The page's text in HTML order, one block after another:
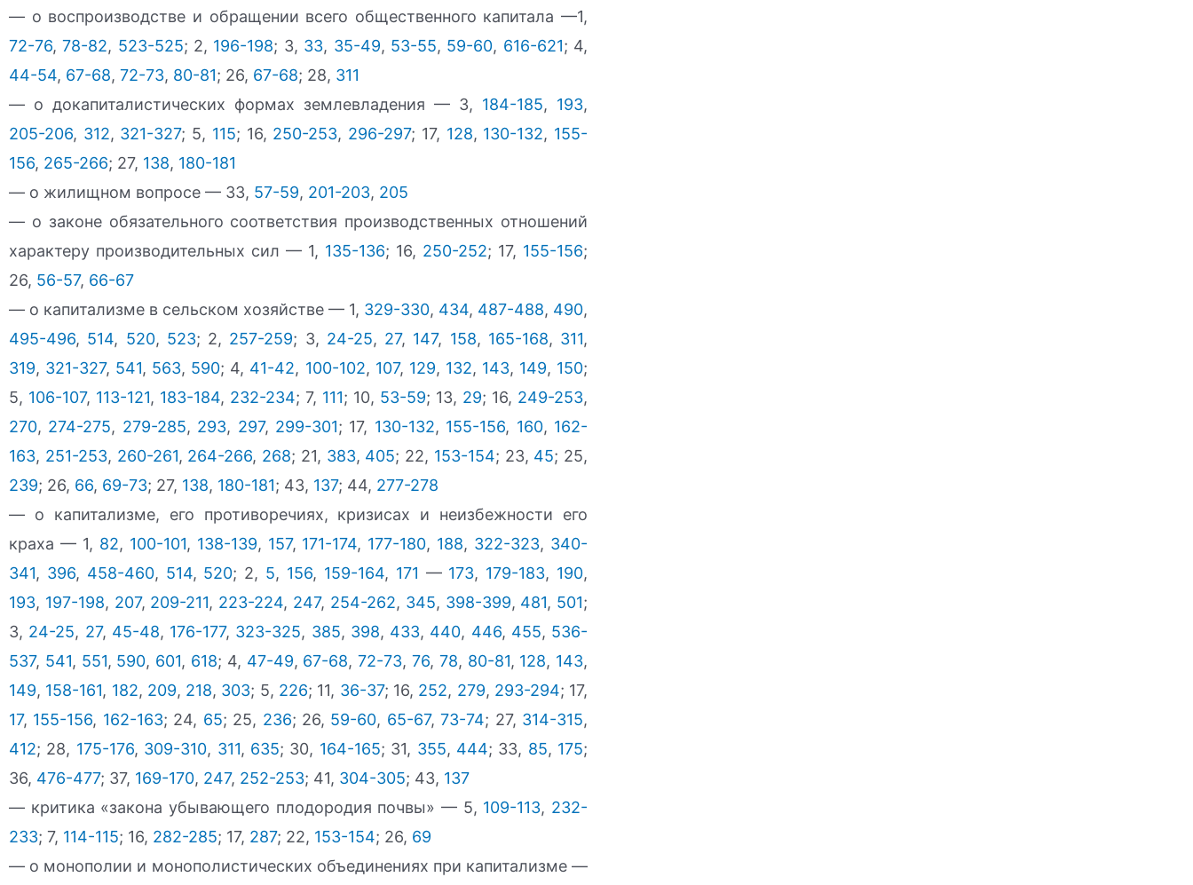
— о воспроизводстве и обращении всего общественного капитала —1,
72-76,78-82, 523-525; 2, 196-198; 3, 33, 35-49, 53-55, 59-60, 616-621; 4,
44-54, 67-68, 72-73, 80-81; 26, 67-68; 28, 311
— о докапиталистических формах землевладения — 3, 184-185, 193,
205-206, 312, 321-327; 5, 115; 16, 250-253, 296-297; 17, 128, 130-132, 155-
156, 265-266; 27, 138, 180-181
— о жилищном вопросе — 33, 57-59, 201-203, 205
— о законе обязательного соответствия производственных отношений
характеру производительных сил — 1, 135-136; 16, 250-252; 17, 155-156;
26, 56-57, 66-67
— о капитализме в сельском хозяйстве — 1, 329-330, 434, 487-488, 490,
495-496, 514, 520, 523; 2, 257-259; 3, 24-25, 27, 147, 158, 165-168, 311,
319, 321-327, 541, 563, 590; 4, 41-42, 100-102, 107, 129, 132, 143, 149, 150;
5, 106-107, 113-121, 183-184, 232-234; 7, 111; 10, 53-59; 13, 29; 16, 249-253,
270, 274-275, 279-285, 293, 297, 299-301; 17, 130-132, 155-156, 160, 162-
163, 251-253, 260-261, 264-266, 268; 21, 383, 405; 22, 153-154; 23, 45; 25,
239; 26, 66, 69-73; 27, 138, 180-181; 43, 137; 44, 277-278
— о капитализме, его противоречиях, кризисах и неизбежности его
краха — 1, 82, 100-101, 138-139, 157, 171-174, 177-180, 188, 322-323, 340-
341, 396, 458-460, 514, 520; 2, 5, 156, 159-164, 171 — 173, 179-183, 190,
193, 197-198, 207, 209-211, 223-224, 247, 254-262, 345, 398-399, 481, 501;
3, 24-25, 27, 45-48, 176-177, 323-325, 385, 398, 433, 440, 446, 455, 536-
537, 541, 551, 590, 601, 618; 4, 47-49, 67-68,72-73, 76, 78, 80-81, 128, 143,
149, 158-161, 182, 209, 218, 303; 5, 226; 11, 36-37; 16, 252, 279, 293-294; 17,
17, 155-156, 162-163; 24, 65; 25, 236; 26, 59-60, 65-67,73-74; 27, 314-315,
412; 28, 175-176, 309-310, 311, 635; 30, 164-165; 31, 355, 444; 33, 85, 175;
36, 476-477; 37, 169-170, 247, 252-253; 41, 304-305; 43, 137
— критика «закона убывающего плодородия почвы» — 5, 109-113, 232-
233; 7, 114-115; 16, 282-285; 17, 287; 22, 153-154; 26, 69
— о монополии и монополистических объединениях при капитализме —